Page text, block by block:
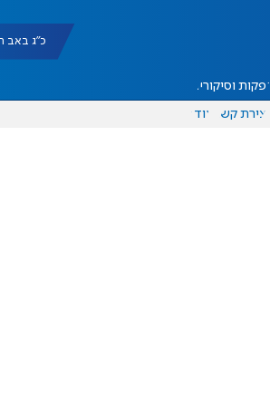
כ"ג באב תשפ"ו
הפקות וסיקורים
יצירת קשר עוד